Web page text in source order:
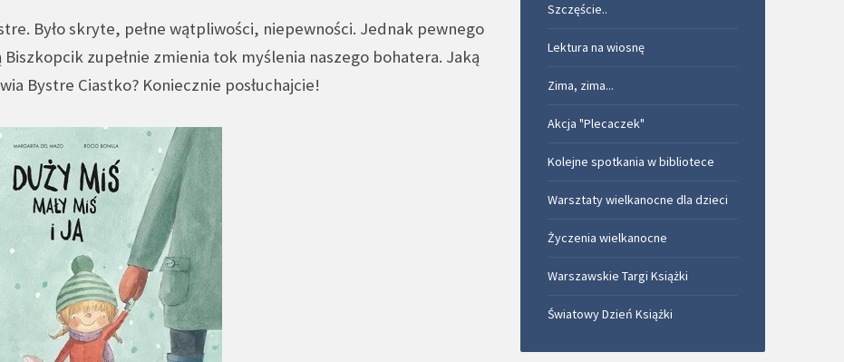
Było skryte, pełne wątpliwości, niepewności. Jednak pewnego
zupełnie zmienia tok myślenia naszego bohatera. Jaką
Bystre Ciastko? Koniecznie posłuchajcie!
Szczęście..
Lektura na wiosnę
Zima, zima...
Akcja "Plecaczek"
Kolejne spotkania w bibliotece
Warsztaty wielkanocne dla dzieci
Życzenia wielkanocne
Warszawskie Targi Książki
Światowy Dzień Książki